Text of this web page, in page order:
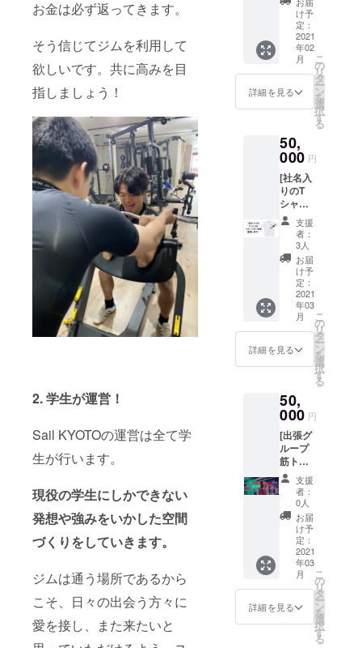
お金は必ず返ってきます。
そう信じてジムを利用して
欲しいです。共に高みを目
指しましょう！
2. 学生が運営！
Sail KYOTOの運営は全て学
生が行います。
現役の学生にしかできない
発想や強みをいかした空間
づくりをしていきます。
ジムは通う場所であるから
こそ、日々の出会う方々に
愛を接し、また来たいと
招待致
しま
す。 ・
可能な
方は備
考欄に
を記入
お願い
す。
ントを
タグ付
け（ま
たはメ
ンショ
ご指定
いただ
シュタ
グ」と
共に、
感想を
SNSに
て投稿
致しま
す。 ・
公序良
俗に反
する内
容、法
令に違
反する
内容な
受けで
きませ
注意 ✔︎
備考欄
にお名
前また
は社名
の掲載
をお願
い致し
ます。
備考欄
へ社名
（漢字/
フリガ
ナフル
ム）の
記入を
す。
ツイ大
学生た
ちに早
期にア
プロー
チが可
能で
何かし
らの形
で提携
したい
とお考
えの貴
社様、
お待ち
してお
りま
す。 ・
ジムを
貸し切
りして
の開
zoomに
てのオ
開催を
選択で
きま
す。 ・
有効期
限2021
年12月
31日ま
意点 ・
内容・
日程な
ど、ご
相談の
ドファ
ンディ
名を掲
載 ・ジ
ム店内
にて、
企業様
の事業
内容等
置 ・
Sail
公式
ホーム
ページ
にて、
企業様
の事業
内容等
をご紹
介 ・
Sail
KYOTO
公式
SNS、
プロ
藤の
SNS(約
3ヶ月で
フォロ
ワー数
2000人
越え)に
て、企
業様の
ご紹介
・有効
期限
2022年
3月31日
まで ▼
備考欄
に企業
応援、
本当に
ありが
とうご
ざいま
す！ ✔︎
スタッ
フ全員
き・お
礼のお
手紙＋
ハンド
タオル
＋Tシャ
ツを送
らさせ
ていた
だきま
す。 ✔︎
フィッ
トネス
と学生
の未来
にかけ
て、全
だきま
す！！
★備考
欄に、
お名前
（漢字/
フリガ
ナフル
ネー
ム)、関
係性な
どがあ
れば、
記入し
ていた
だける
け予
定：
2021
年02
月
詳細を見る
こ
の
リ
タ
ー
ン
を
選
択
す
る
50,
000 円
[社名入
りのT
シャツ
を一年
間着用
します]
▼リ
ターン
内容 ✔︎
ジムス
タッフ
が着用
するス
タッフT
シャツ
させて
いただ
きま
す。 ✔︎
ジムに
通う学
生の目
に必ず
とまり
ます。
貴社の
認知拡
大にご
協力い
たしま
す。 ▼
詳細 ・
支援
者：
3人
お届
け予
定：
2021
年03
月
詳細を見る
こ
の
リ
タ
ー
ン
を
選
択
す
る
50,
000 円
[出張グ
ループ
筋トレ
セッ
ション
を行い
ます！]
▼リ
ターン
内容 ✔︎
有資
格・
パーソ
ナルト
レー
支援
者：
0人
お届
け予
定：
2021
年03
月
詳細を見る
こ
の
リ
タ
ー
ン
を
選
択
す
る